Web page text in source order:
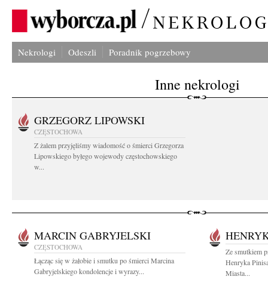
Nekrologi Odeszli Poradnik pogrzebowy
Inne nekrologi
GRZEGORZ LIPOWSKI
CZĘSTOCHOWA
Z żalem przyjęliśmy wiadomość o śmierci Grzegorza
Lipowskiego byłego wojewody częstochowskiego
w...
MARCIN GABRYJELSKI
CZĘSTOCHOWA
Łącząc się w żałobie i smutku po śmierci Marcina
Gabryjelskiego kondolencje i wyrazy...
Ze smutkiem
Henryka
Miasta...